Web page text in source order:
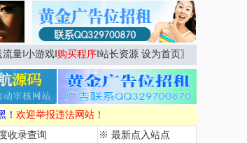
流量 小游戏 购买程序 站长资源 设为首页〗
！ 欢迎举报违法网站！
收录查询
※ 最新点入站点